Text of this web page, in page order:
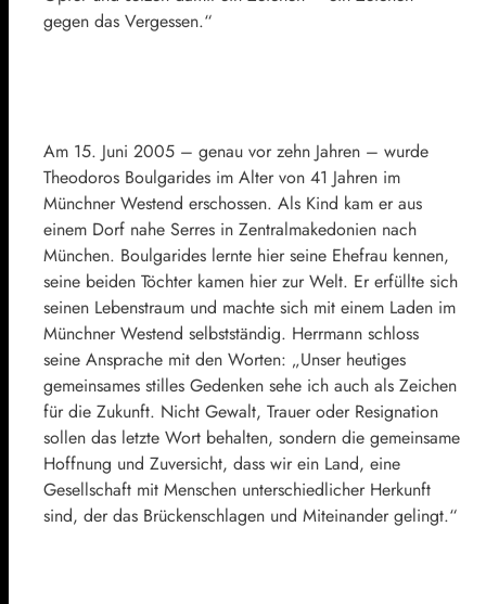
gegen das Vergessen.“
Am 15. Juni 2005 – genau vor zehn Jahren – wurde
Theodoros Boulgarides im Alter von 41 Jahren im
Münchner Westend erschossen. Als Kind kam er aus
einem Dorf nahe Serres in Zentralmakedonien nach
München. Boulgarides lernte hier seine Ehefrau kennen,
seine beiden Töchter kamen hier zur Welt. Er erfüllte sich
seinen Lebenstraum und machte sich mit einem Laden im
Münchner Westend selbstständig. Herrmann schloss
seine Ansprache mit den Worten: „Unser heutiges
gemeinsames stilles Gedenken sehe ich auch als Zeichen
für die Zukunft. Nicht Gewalt, Trauer oder Resignation
sollen das letzte Wort behalten, sondern die gemeinsame
Hoffnung und Zuversicht, dass wir ein Land, eine
Gesellschaft mit Menschen unterschiedlicher Herkunft
sind, der das Brückenschlagen und Miteinander gelingt.“